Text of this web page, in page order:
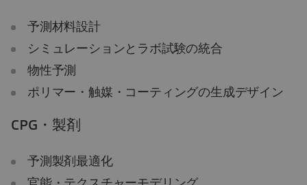
予測材料設計
シミュレーションとラボ試験の統合
物性予測
ポリマー・触媒・コーティングの生成デザイン
CPG・製剤
予測製剤最適化